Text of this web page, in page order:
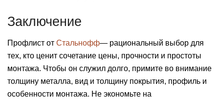
Заключение
Профлист от Стальнофф— рациональный выбор для
тех, кто ценит сочетание цены, прочности и простоты
монтажа. Чтобы он служил долго, примите во внимание
толщину металла, вид и толщину покрытия, профиль и
особенности монтажа. Не экономьте на